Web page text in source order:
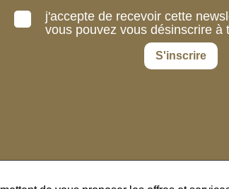
j'accepte de recevoir cette
vous pouvez vous désinscrire à
S'inscrire